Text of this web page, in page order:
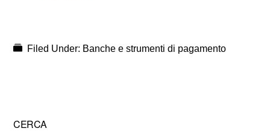
Filed Under: Banche e strumenti di pagamento
Primary
CERCA